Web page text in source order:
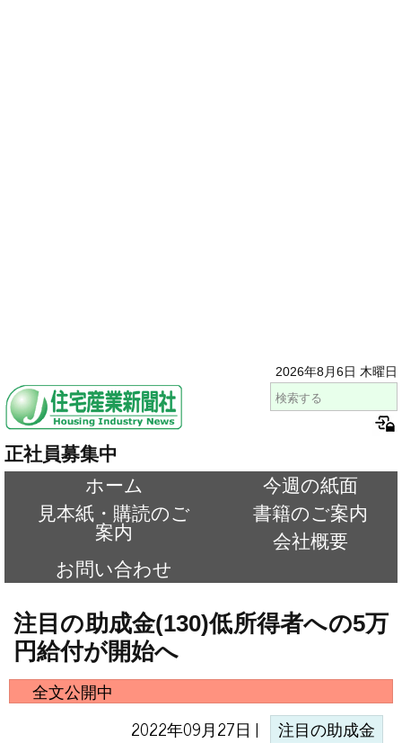
2026年8月6日 木曜日
正社員募集中
ホーム
今週の紙面
見本紙・購読のご
案内
書籍のご案内
会社概要
お問い合わせ
注目の助成金(130)低所得者への5万
円給付が開始へ
全文公開中
2022年09月27日 |
注目の助成金